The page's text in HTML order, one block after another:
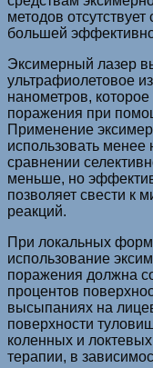
методов
большей
Эксимерный лазер
ультрафиолетовое
нанометров, которое
поражения при
Применение
использовать менее
сравнении
меньше, но
позволяет свести к
реакций.
При локальных
использование
поражения должна
процентов
высыпаниях на
поверхности
коленных и
терапии, в